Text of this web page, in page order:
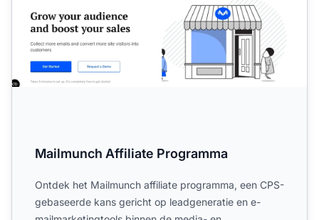
Mailmunch Affiliate Programma
Ontdek het Mailmunch affiliate programma, een CPS-
gebaseerde kans gericht op leadgeneratie en e-